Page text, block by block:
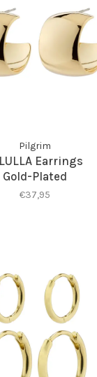
Pilgrim
Earrings
Gold-Plated
€37,95